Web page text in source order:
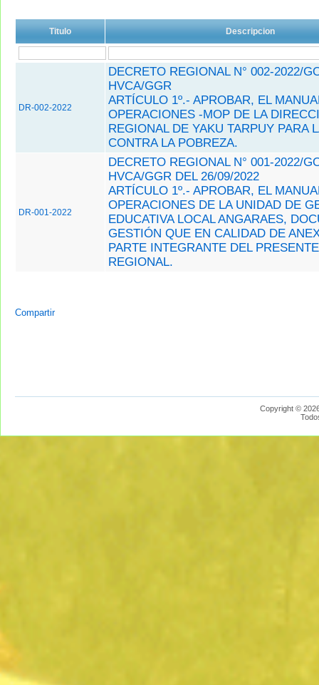
Titulo Descripcion
DR-002-2022
DECRETO REGIONAL N° 002-2022/
HVCA/GGR
ARTÍCULO 1º.- APROBAR, EL
OPERACIONES -MOP DE LA
REGIONAL DE YAKU TARPUY PARA
CONTRA LA POBREZA.
DR-001-2022
DECRETO REGIONAL N° 001-2022/
HVCA/GGR DEL 26/09/2022
ARTÍCULO 1º.- APROBAR, EL
OPERACIONES DE LA UNIDAD DE
EDUCATIVA LOCAL ANGARAES,
GESTIÓN QUE EN CALIDAD DE
PARTE INTEGRANTE DEL
REGIONAL.
Compartir
Copyright ©